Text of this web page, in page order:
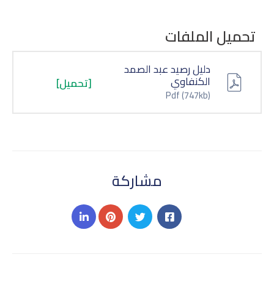
تحميل الملفات
دليل رصيد عبد الصمد
الكنفاوي
Pdf(747kb)
[تحميل]
مشاركة